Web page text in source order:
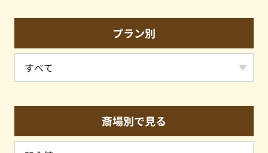
プラン別
斎場別で見る